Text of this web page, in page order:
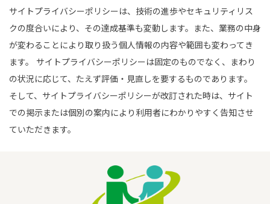
サイトプライバシーポリシーは、技術の進歩やセキュリティリス
クの度合いにより、その達成基準も変動します。また、業務の中身
が変わることにより取り扱う個人情報の内容や範囲も変わってき
ます。 サイトプライバシーポリシーは固定のものでなく、まわり
の状況に応じて、たえず評価・見直しを要するものであります。
そして、サイトプライバシーポリシーが改訂された時は、サイト
での掲示または個別の案内により利用者にわかりやすく告知させ
ていただきます。